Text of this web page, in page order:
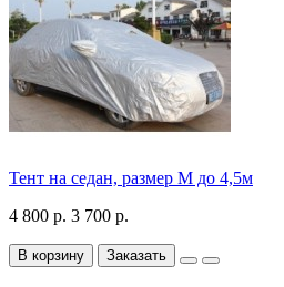
Тент на седан, размер М до 4,5м
4 800 р. 3 700 р.
В корзину Заказать